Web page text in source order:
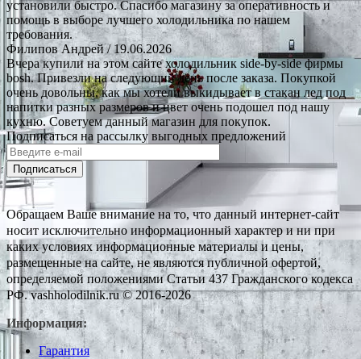
установили быстро. Спасибо магазину за оперативность и
помощь в выборе лучшего холодильника по нашем
требования.
Филипов Андрей/ 19.06.2026
Вчера купили на этом сайте холодильник side-by-side фирмы
bosh. Привезли на следующий день после заказа. Покупкой
очень довольны, как мы хотели выкидывает в стакан лед под
напитки разных размеров и цвет очень подошел под нашу
кухню. Советуем данный магазин для покупок.
Подписаться на рассылку выгодных предложений
Подписаться
Обращаем Ваше внимание на то, что данный интернет-сайт
носит исключительно информационный характер и ни при
каких условиях информационные материалы и цены,
размещенные на сайте, не являются публичной офертой,
определяемой положениями Статьи 437 Гражданского кодекса
РФ. vashholodilnik.ru © 2016-2026
Информация:
Гарантия